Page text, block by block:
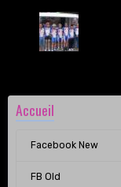
Accueil
Facebook New
FB Old